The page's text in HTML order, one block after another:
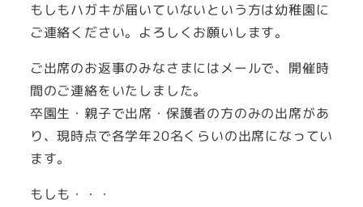
もしもハガキが届いていないという方は幼稚園に
ご連絡ください。よろしくお願いします。
ご出席のお返事のみなさまにはメールで、開催時
間のご連絡をいたしました。
卒園生・親子で出席・保護者の方のみの出席があ
り、現時点で各学年20名くらいの出席になってい
ます。
もしも・・・